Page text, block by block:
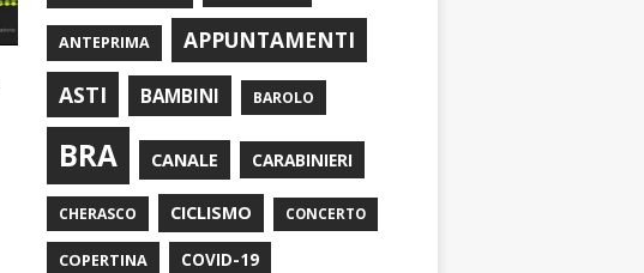
ANTEPRIMA
APPUNTAMENTI
ASTI
BAMBINI BAROLO
BRA CANALE CARABINIERI
CHERASCO CICLISMO CONCERTO
COPERTINA COVID-19